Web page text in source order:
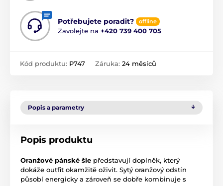
Potřebujete poradit? offline
Zavolejte na +420 739 400 705
Kód produktu: P747 Záruka: 24 měsíců
Popis a parametry
Popis produktu
Oranžové pánské šle představují doplněk, který
dokáže outfit okamžitě oživit. Sytý oranžový odstín
působí energicky a zároveň se dobře kombinuje s